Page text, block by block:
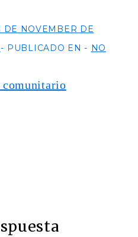
DE NOVEMBER DE
PUBLICADO EN
NO